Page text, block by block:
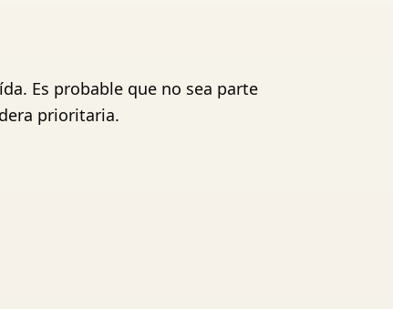
Es probable que no sea parte
prioritaria.